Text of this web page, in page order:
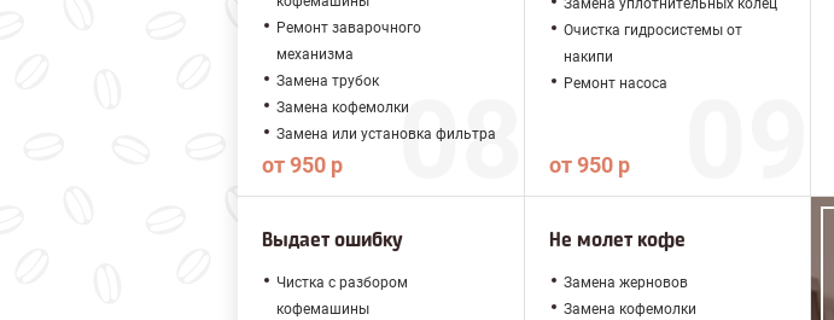
Ремонт заварочного
механизма
Замена трубок
Замена кофемолки
Замена или установка фильтра
от 950 р
Замена уплотнительных колец
Очистка гидросистемы от
накипи
Ремонт насоса
от 950 р
Выдает ошибку
Чистка с разбором
кофемашины
Не молет кофе
Замена жерновов
Замена кофемолки